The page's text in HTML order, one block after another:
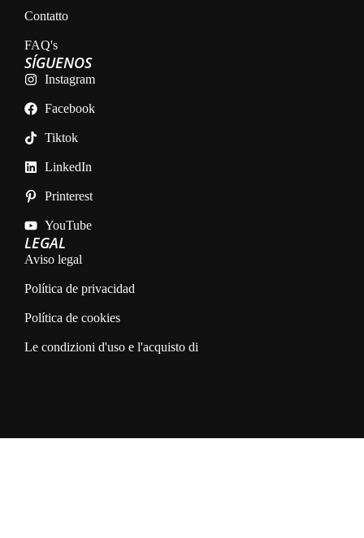
Contatto
FAQ's
LEGAL
Aviso legal
Política de privacidad
Política de cookies
Le condizioni d'uso e l'acquisto di
SÍGUENOS
Instagram
Facebook
Tiktok
LinkedIn
Printerest
YouTube